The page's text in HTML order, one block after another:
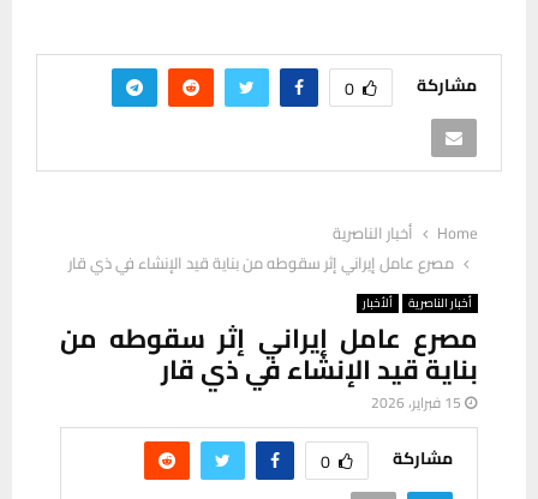
مشاركة 0
Home
أخبار الناصرية
مصرع عامل إيراني إثر سقوطه من بناية قيد الإنشاء في ذي قار
أخبار الناصرية ألأخبار
مصرع عامل إيراني إثر سقوطه من
بناية قيد الإنشاء في ذي قار
15 فبراير، 2026
مشاركة 0